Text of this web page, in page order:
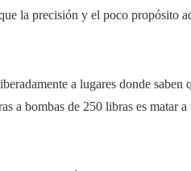
la precisión y el poco propósito
a lugares donde saben
a bombas de 250 libras es matar a